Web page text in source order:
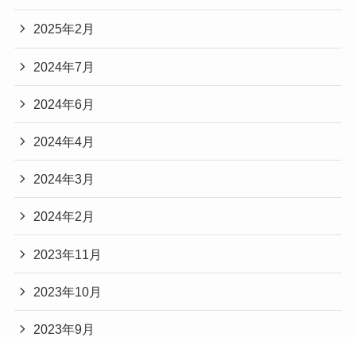
2025年2月
2024年7月
2024年6月
2024年4月
2024年3月
2024年2月
2023年11月
2023年10月
2023年9月